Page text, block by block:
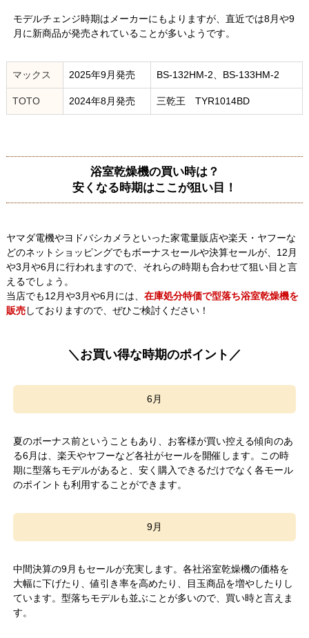
モデルチェンジ時期はメーカーにもよりますが、直近では8月や9
月に新商品が発売されていることが多いようです。
マックス 2025年9月発売 BS-132HM-2、BS-133HM-2
TOTO 2024年8月発売 三乾王 TYR1014BD
浴室乾燥機の買い時は？
安くなる時期はここが狙い目！
ヤマダ電機やヨドバシカメラといった家電量販店や楽天・ヤフーな
どのネットショッピングでもボーナスセールや決算セールが、12月
や3月や6月に行われますので、それらの時期も合わせて狙い目と言
えるでしょう。
当店でも12月や3月や6月には、 在庫処分特価で型落ち浴室乾燥機を
販売しておりますので、ぜひご検討ください！
＼お買い得な時期のポイント／
6月
夏のボーナス前ということもあり、お客様が買い控える傾向のあ
る6月は、楽天やヤフーなど各社がセールを開催します。この時
期に型落ちモデルがあると、安く購入できるだけでなく各モール
のポイントも利用することができます。
9月
中間決算の9月もセールが充実します。各社浴室乾燥機の価格を
大幅に下げたり、値引き率を高めたり、目玉商品を増やしたりし
ています。型落ちモデルも並ぶことが多いので、買い時と言えま
す。